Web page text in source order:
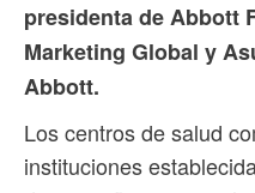
presidenta de Abbott
Marketing Global y
Abbott.
Los centros de salud
instituciones